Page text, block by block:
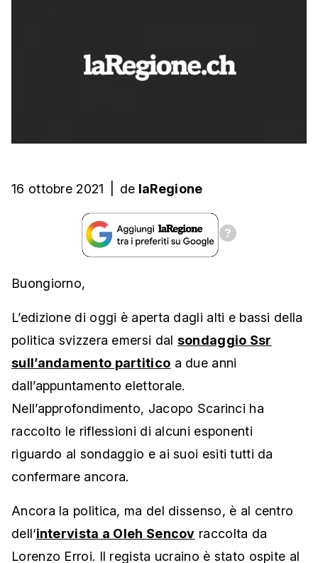
16 ottobre 2021 de laRegione
Buongiorno,
L’edizione di oggi è aperta dagli alti e bassi della
politica svizzera emersi dal sondaggio Ssr
sull’andamento partitico a due anni
dall’appuntamento elettorale.
Nell’approfondimento, Jacopo Scarinci ha
raccolto le riflessioni di alcuni esponenti
riguardo al sondaggio e ai suoi esiti tutti da
confermare ancora.
Ancora la politica, ma del dissenso, è al centro
dell‘intervista a Oleh Sencov raccolta da
Lorenzo Erroi. Il regista ucraino è stato ospite al